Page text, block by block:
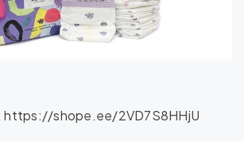
https://shope.ee/2VD7S8HHjU